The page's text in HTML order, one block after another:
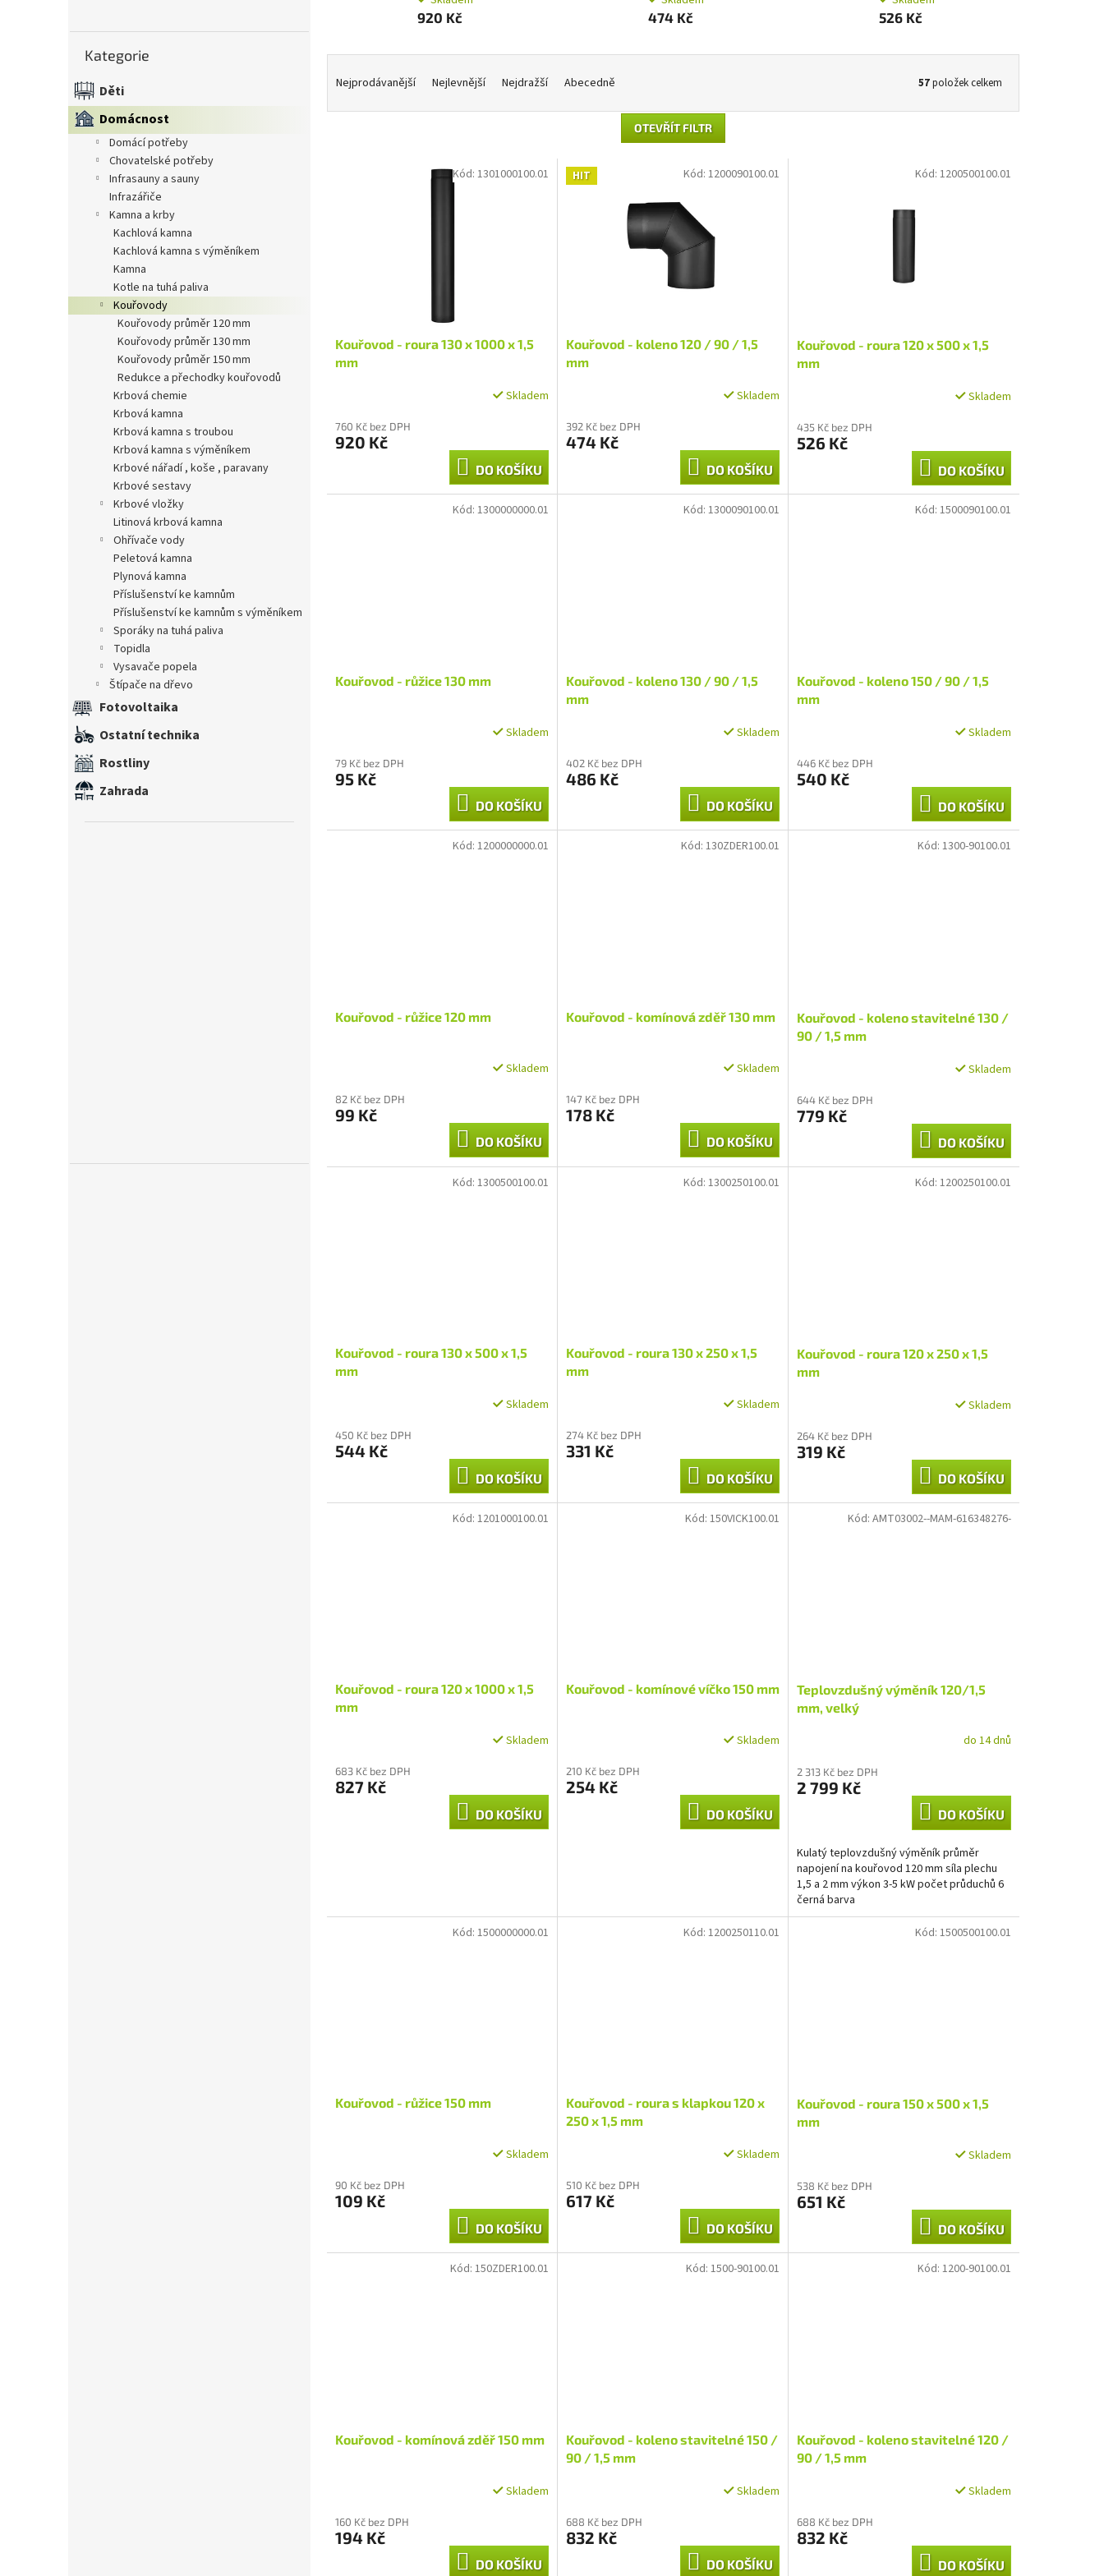
e
kategorie
Kategorie
Děti
Domácnost
domácí potřeby
chovatelské potřeby
infrasauny a sauny
infrazářiče
kamna a krby
kachlová kamna
kachlová kamna s výměníkem
kamna
kotle na tuhá paliva
kouřovody
kouřovody průměr 120 mm
kouřovody průměr 130 mm
kouřovody průměr 150 mm
redukce a přechodky kouřovodů
krbová chemie
krbová kamna
krbová kamna s troubou
krbová kamna s výměníkem
krbové nářadí , koše , paravany
krbové sestavy
krbové vložky
litinová krbová kamna
ohřívače vody
peletová kamna
plynová kamna
příslušenství ke kamnům
příslušenství ke kamnům s výměníkem
sporáky na tuhá paliva
topidla
vysavače popela
štípače na dřevo
Fotovoltaika
Ostatní technika
Rostliny
Zahrada
920 Kč
474 Kč
526 Kč
e
Nejprodávanější Nejlevnější Nejdražší Abecedně 57položek celkem
OTEVŘÍT FILTR
Kouřovod - roura 130 x 1000 x 1,5
mm
Skladem
760 Kč bez DPH
920 Kč
DO KOŠÍKU
Kód: 1301000100.01 HIT
Kouřovod - koleno 120 / 90 / 1,5
mm
produktu
je
5
Skladem
392 Kč bez DPH
474 Kč
DO KOŠÍKU
Kód: 1200090100.01
Kouřovod - roura 120 x 500 x 1,5
mm
produktu
je
5
Skladem
435 Kč bez DPH
526 Kč
DO KOŠÍKU
Kód: 1200500100.01
Kouřovod - růžice 130 mm
Skladem
79 Kč bez DPH
95 Kč
DO KOŠÍKU
Kód: 1300000000.01
Kouřovod - koleno 130 / 90 / 1,5
mm
Skladem
402 Kč bez DPH
486 Kč
DO KOŠÍKU
Kód: 1300090100.01
Kouřovod - koleno 150 / 90 / 1,5
mm
Skladem
446 Kč bez DPH
540 Kč
DO KOŠÍKU
Kód: 1500090100.01
Kouřovod - růžice 120 mm
Skladem
82 Kč bez DPH
99 Kč
DO KOŠÍKU
Kód: 1200000000.01
Kouřovod - komínová zděř 130 mm
Skladem
147 Kč bez DPH
178 Kč
DO KOŠÍKU
Kód: 130ZDER100.01
Kouřovod - koleno stavitelné 130 /
90 / 1,5 mm
Skladem
644 Kč bez DPH
779 Kč
DO KOŠÍKU
Kód: 1300-90100.01
Kouřovod - roura 130 x 500 x 1,5
mm
Skladem
450 Kč bez DPH
544 Kč
DO KOŠÍKU
Kód: 1300500100.01
Kouřovod - roura 130 x 250 x 1,5
mm
Skladem
274 Kč bez DPH
331 Kč
DO KOŠÍKU
Kód: 1300250100.01
Kouřovod - roura 120 x 250 x 1,5
mm
Skladem
264 Kč bez DPH
319 Kč
DO KOŠÍKU
Kód: 1200250100.01
Kouřovod - roura 120 x 1000 x 1,5
mm
Skladem
683 Kč bez DPH
827 Kč
DO KOŠÍKU
Kód: 1201000100.01
Kouřovod - komínové víčko 150 mm
Skladem
210 Kč bez DPH
254 Kč
DO KOŠÍKU
Kód: 150VICK100.01
Teplovzdušný výměník 120/1,5
mm, velký
do 14 dnů
2 313 Kč bez DPH
2 799 Kč
DO KOŠÍKU
Kulatý teplovzdušný výměník průměr
napojení na kouřovod 120 mm síla plechu
1,5 a 2 mm výkon 3-5 kW počet průduchů 6
černá barva
Kód: AMT03002--MAM-616348276-
Kouřovod - růžice 150 mm
Skladem
90 Kč bez DPH
109 Kč
DO KOŠÍKU
Kód: 1500000000.01
Kouřovod - roura s klapkou 120 x
250 x 1,5 mm
Skladem
510 Kč bez DPH
617 Kč
DO KOŠÍKU
Kód: 1200250110.01
Kouřovod - roura 150 x 500 x 1,5
mm
Skladem
538 Kč bez DPH
651 Kč
DO KOŠÍKU
Kód: 1500500100.01
Kouřovod - komínová zděř 150 mm
Skladem
160 Kč bez DPH
194 Kč
DO KOŠÍKU
Kód: 150ZDER100.01
Kouřovod - koleno stavitelné 150 /
90 / 1,5 mm
Skladem
688 Kč bez DPH
832 Kč
DO KOŠÍKU
Kód: 1500-90100.01
Kouřovod - koleno stavitelné 120 /
90 / 1,5 mm
Skladem
688 Kč bez DPH
832 Kč
DO KOŠÍKU
Kód: 1200-90100.01